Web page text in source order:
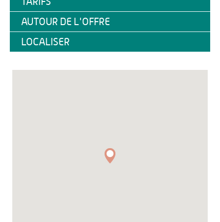
AUTOUR DE L'OFFRE
LOCALISER